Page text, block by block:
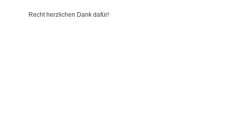
Recht herzlichen Dank dafür!